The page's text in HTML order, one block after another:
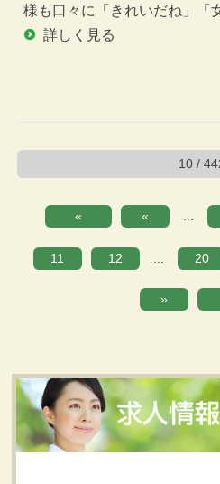
様も口々に「きれいだね」「
詳しく見る
10 /
« «
11 12 ... 20
»